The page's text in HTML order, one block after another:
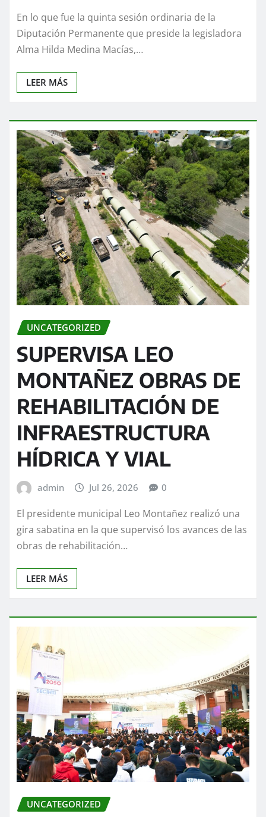
En lo que fue la quinta sesión ordinaria de la
Diputación Permanente que preside la legisladora
Alma Hilda Medina Macías,…
LEER MÁS
UNCATEGORIZED
SUPERVISA LEO
MONTAÑEZ OBRAS DE
REHABILITACIÓN DE
INFRAESTRUCTURA
HÍDRICA Y VIAL
admin Jul 26, 2026 0
El presidente municipal Leo Montañez realizó una
gira sabatina en la que supervisó los avances de las
obras de rehabilitación…
LEER MÁS
UNCATEGORIZED